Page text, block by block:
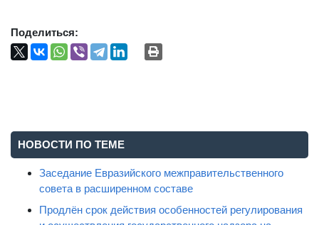
Поделиться:
НОВОСТИ ПО ТЕМЕ
Заседание Евразийского межправительственного
совета в расширенном составе
Продлён срок действия особенностей регулирования